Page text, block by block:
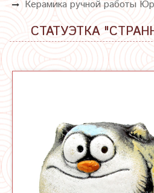
Керамика ручной работы
СТАТУЭТКА